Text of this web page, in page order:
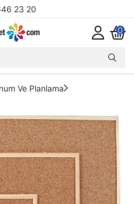
23 20
0
Ve Planlama